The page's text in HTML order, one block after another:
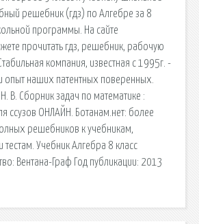
решебник (гдз) по Алгебре за 8
программы. На сайте
прочитать гдз, решебник, рабочую
компания, известная с 1995г. -
опыт наших патентных поверенных.
В. Сборник задач по математике :
ссузов ОНЛАЙН. Ботанам.нет: более
решебников к учебникам,
Учебник Алгебра 8 класс
Вентана-Граф Год публикации: 2013